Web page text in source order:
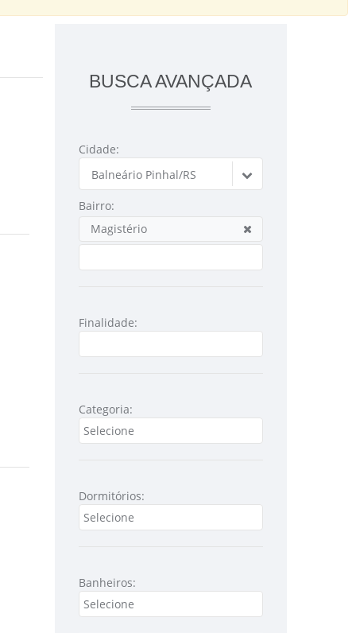
BUSCA AVANÇADA
Cidade:
Balneário Pinhal/RS
Bairro:
Magistério
Finalidade:
Categoria:
Dormitórios:
Banheiros: